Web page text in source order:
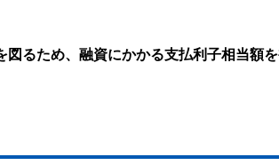
るため、融資にかかる支払利子相当額